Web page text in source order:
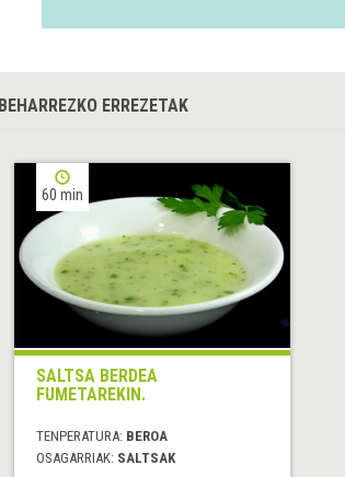
BEHARREZKO ERREZETAK
60 min
SALTSA BERDEA
FUMETAREKIN.
TENPERATURA: BEROA
OSAGARRIAK: SALTSAK